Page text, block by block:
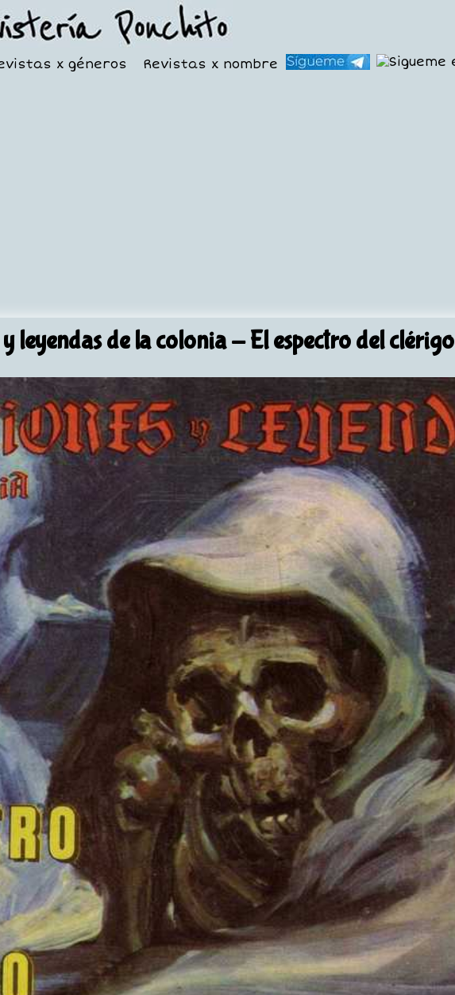
x géneros Revistas x nombre
leyendas de la colonia- El espectro del clérigo